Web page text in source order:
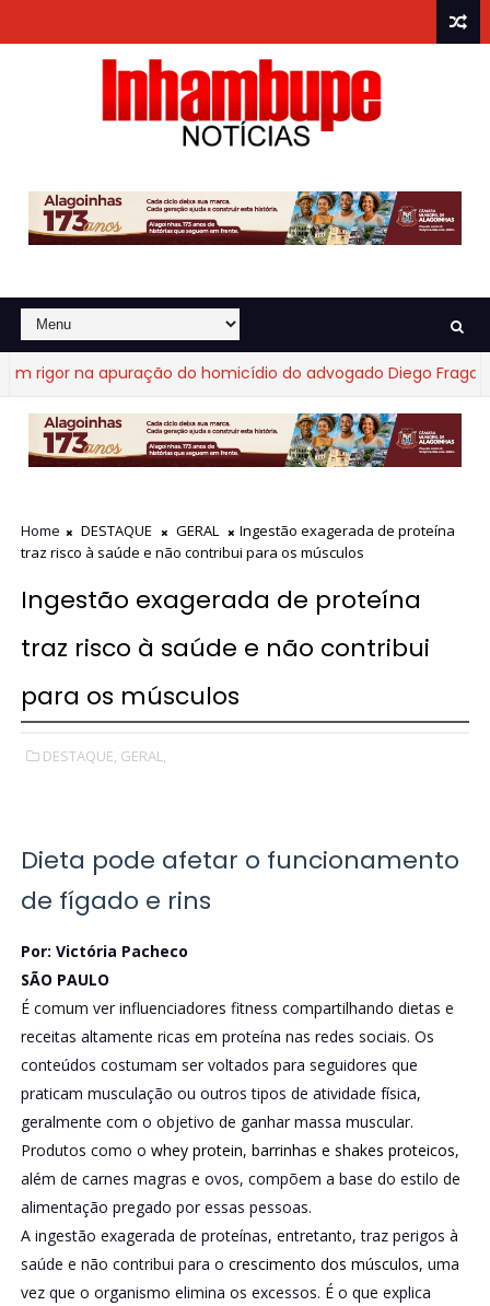
na apuração do homicídio do advogado Diego Fraga de
Home DESTAQUE GERAL
Ingestão exagerada de proteína
traz risco à saúde e não contribui para os músculos
Ingestão exagerada de proteína
traz risco à saúde e não contribui
para os músculos
DESTAQUE, GERAL,
Dieta pode afetar o funcionamento
de fígado e rins
Por: Victória Pacheco
SÃO PAULO
É comum ver influenciadores fitness compartilhando dietas e
receitas altamente ricas em proteína nas redes sociais. Os
conteúdos costumam ser voltados para seguidores que
praticam musculação ou outros tipos de atividade física,
geralmente com o objetivo de ganhar massa muscular.
Produtos como o whey protein, barrinhas e shakes proteicos,
além de carnes magras e ovos, compõem a base do estilo de
alimentação pregado por essas pessoas.
A ingestão exagerada de proteínas, entretanto, traz perigos à
saúde e não contribui para o crescimento dos músculos, uma
vez que o organismo elimina os excessos. É o que explica